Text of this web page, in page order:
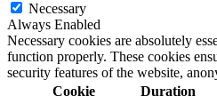
Necessary
Always Enabled
Necessary cookies are absolutely
function properly. These cookies
security features of the website,
Cookie
Duration